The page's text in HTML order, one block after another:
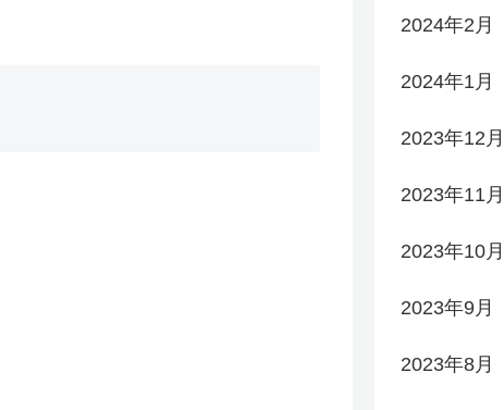
2024年2月
2024年1月
2023年12月
2023年11月
2023年10月
2023年9月
2023年8月